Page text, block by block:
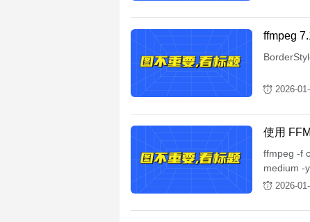
ffmpeg
2026-
使用
ffmpeg -f
medium -
2026-